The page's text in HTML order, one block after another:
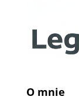
O mnie